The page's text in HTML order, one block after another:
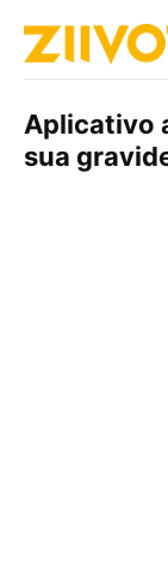
Aplicativo
sua